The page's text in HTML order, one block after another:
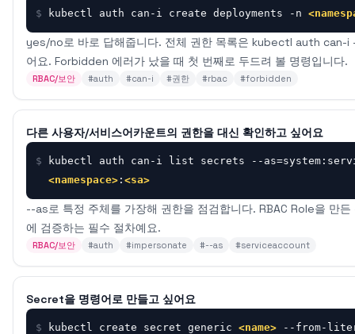
$ kubectl auth can-i create deployments -n
yes/no로 바로 답해줍니다. 전체 권한 목록은 kubectl auth
어요. Forbidden 에러가 났을 때 첫 번째로 두드려 볼 명령입니다.
RBAC/보안 #auth #can-i #권한 #rbac #forbidden
다른 사용자/서비스어카운트의 권한을 대신 확인하고 싶어요
$
kubectl auth can-i list secrets --
<namespace> : <sa>
--as로 특정 주체를 가장해 권한을 점검합니다. RBAC Role을 만
에 검증하는 필수 절차예요.
RBAC/보안 #auth #impersonate #--as #serviceaccount
Secret을 명령어로 만들고 싶어요
$ kubectl create secret generic <name> --from-